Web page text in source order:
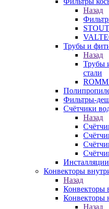
Назад
STOUT
Трубы и
Назад
Трубы
стали
Фильтры-
Счётчики
Назад
Конвекторы
Назад
Конвекторы
Конвекторы
Назад